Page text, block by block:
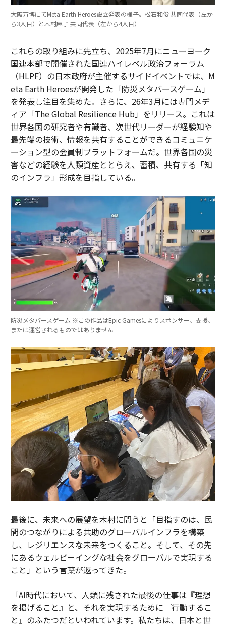
大阪万博にてMeta Earth Heroes設立発表の様子。松石和俊 共同代表（左か
ら3人目）と木村麻子 共同代表（左から4人目）
これらの取り組みに先立ち、2025年7月にニューヨーク
国連本部で開催された国連ハイレベル政治フォーラム
（HLPF）の日本政府が主催するサイドイベントでは、M
eta Earth Heroesが開発した「防災メタバースゲーム」
を発表し注目を集めた。さらに、26年3月には専門メデ
ィア「The Global Resilience Hub」をリリース。これは
世界各国の研究者や有識者、次世代リーダーが経験知や
最先端の技術、情報を共有することができるコミュニケ
ーション型の会員制プラットフォームだ。世界各国の災
害などの経験を人類資産ととらえ、蓄積、共有する「知
のインフラ」形成を目指している。
防災メタバースゲーム ※この作品はEpic Gamesによりスポンサー、支援、
または運営されるものではありません
最後に、未来への展望を木村に問うと「目指すのは、民
間のつながりによる共助のグローバルインフラを構築
し、レジリエンスな未来をつくること。そして、その先
にあるウェルビーイングな社会をグローバルで実現する
こと」という言葉が返ってきた。
「AI時代において、人類に残された最後の仕事は『理想
を掲げること』と、それを実現するために『行動するこ
と』のふたつだといわれています。私たちは、日本と世